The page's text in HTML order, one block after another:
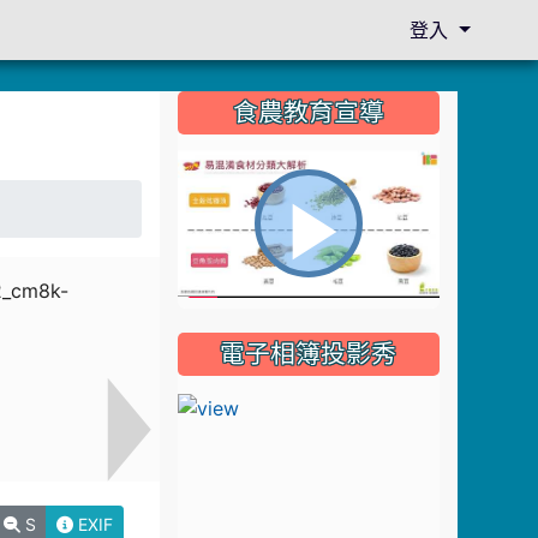
S EXIF
::: 食農教育宣導
播
放
電子相簿投影秀
登入